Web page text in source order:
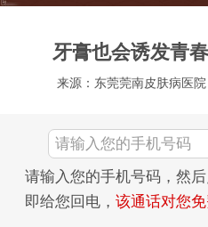
牙膏也会诱发青
来源：东莞莞南皮肤病医院
请输入您的手机号码，然
即给您回电， 该通话对您